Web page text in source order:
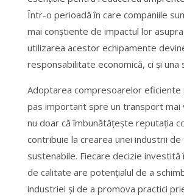
Într-o perioadă în care companiile
mai conștiente de impactul lor
utilizarea acestor echipamente
responsabilitate economică, ci și una
Adoptarea compresoarelor eficiente
pas important spre un transport mai
nu doar că îmbunătățește reputația
contribuie la crearea unei industrii
sustenabile. Fiecare decizie investită
de calitate are potențialul de a
industriei și de a promova practici